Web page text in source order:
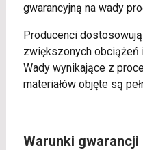
gwarancyjną na wady
Producenci
zwiększonych obciążeń
Wady wynikające z
materiałów objęte są
Warunki gwarancji